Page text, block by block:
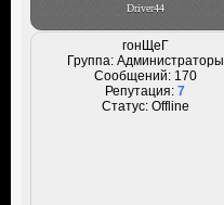
Driver44
гонЩеГ
Группа: Администраторы
Сообщений: 170
Репутация: 7
Статус: Offline